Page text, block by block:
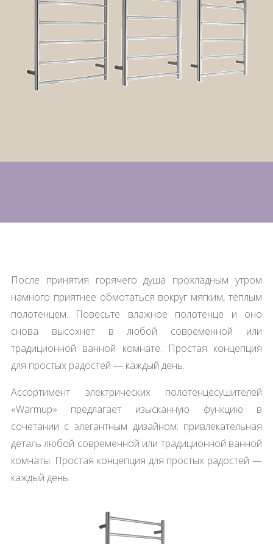
После принятия горячего душа прохладным утром
намного приятнее обмотаться вокруг мягким, тёплым
полотенцем. Повесьте влажное полотенце и оно
снова высохнет в любой современной или
традиционной ванной комнате. Простая концепция
для простых радостей — каждый день.
Ассортимент электрических полотенцесушителей
«Warmup» предлагает изысканную функцию в
сочетании с элегантным дизайном; привлекательная
деталь любой современной или традиционной ванной
комнаты. Простая концепция для простых радостей —
каждый день.